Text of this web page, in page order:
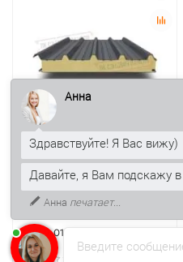
Сэндвич панели
кровельные с
пенополиизоциануратом,
ширина 1000 мм, толщина
180 мм, 0.5/0.5, RAL7024
34849-01
Введите
Анна
Здравствуйте! Я Вас вижу)
Давайте, я Вам подскажу в
Анна печатает...